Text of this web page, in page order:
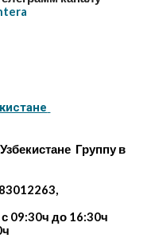
Группу в
09:30ч до 16:30ч